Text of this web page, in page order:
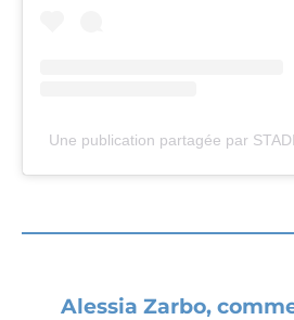
Une publication partagée par
Alessia Zarbo,